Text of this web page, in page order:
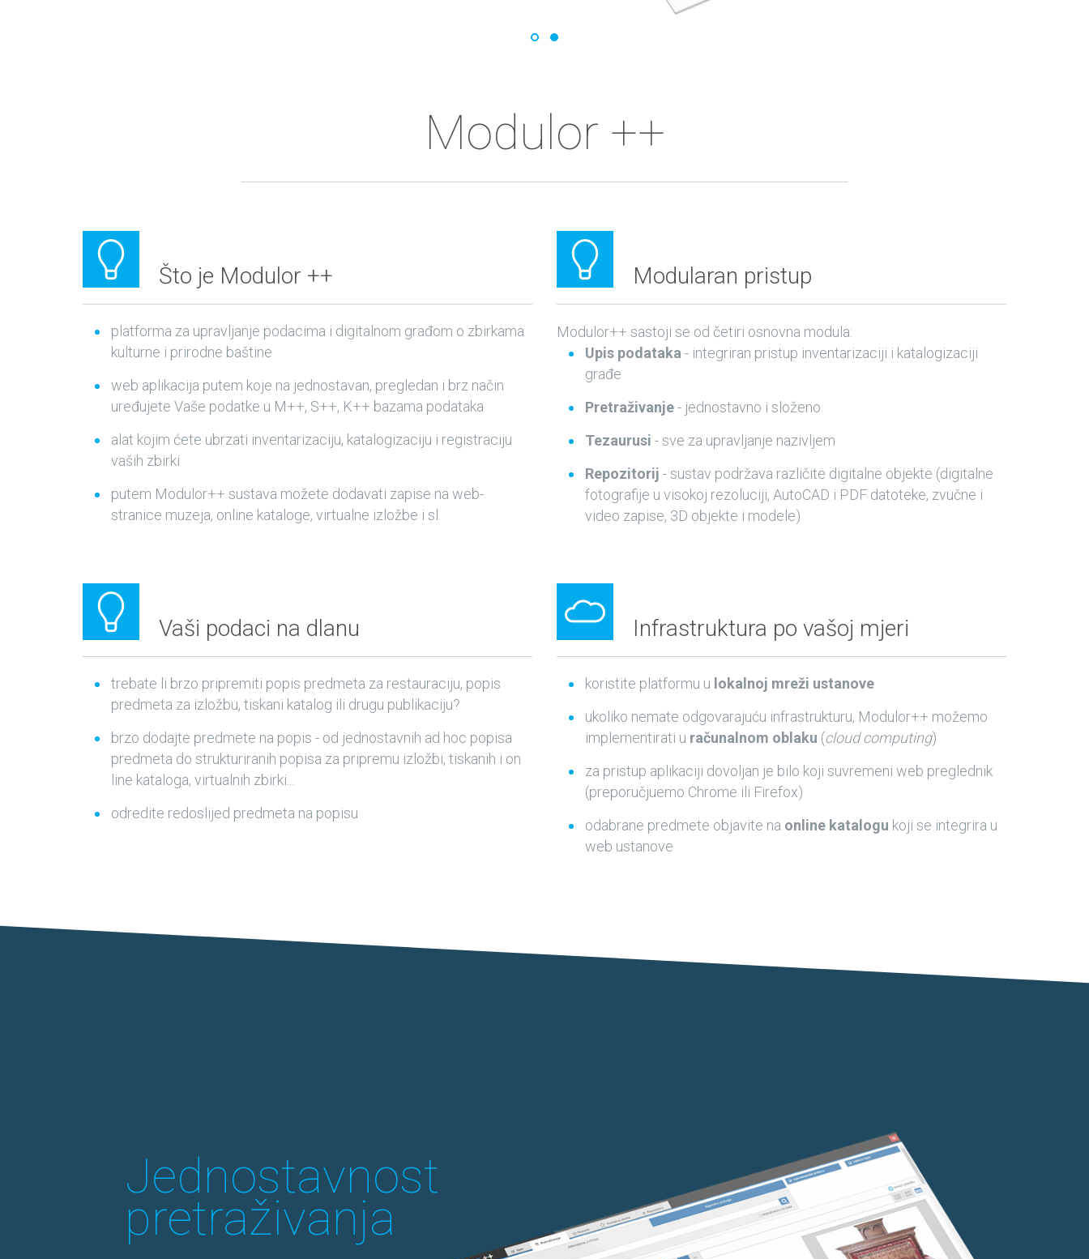
Modulor ++
Što je Modulor ++
platforma za upravljanje podacima i digitalnom građom o zbirkama
kulturne i prirodne baštine
web aplikacija putem koje na jednostavan, pregledan i brz način
uređujete Vaše podatke u M++, S++, K++ bazama podataka
alat kojim ćete ubrzati inventarizaciju, katalogizaciju i registraciju
vaših zbirki
putem Modulor++ sustava možete dodavati zapise na web-
stranice muzeja, online kataloge, virtualne izložbe i sl.
Modularan pristup
Modulor++ sastoji se od četiri osnovna modula:
Upis podataka - integriran pristup inventarizaciji i katalogizaciji
građe
Pretraživanje- jednostavno i složeno
Tezaurusi - sve za upravljanje nazivljem
Repozitorij - sustav podržava različite digitalne objekte (digitalne
fotografije u visokoj rezoluciji, AutoCAD i PDF datoteke, zvučne i
video zapise, 3D objekte i modele)
Vaši podaci na dlanu
trebate li brzo pripremiti popis predmeta za restauraciju, popis
predmeta za izložbu, tiskani katalog ili drugu publikaciju?
brzo dodajte predmete na popis - od jednostavnih ad hoc popisa
predmeta do strukturiranih popisa za pripremu izložbi, tiskanih i on
line kataloga, virtualnih zbirki...
odredite redoslijed predmeta na popisu
Infrastruktura po vašoj mjeri
koristite platformu u lokalnoj mreži ustanove
ukoliko nemate odgovarajuću infrastrukturu, Modulor++ možemo
implementirati u računalnom oblaku (cloud computing)
za pristup aplikaciji dovoljan je bilo koji suvremeni web preglednik
(preporučjuemo Chrome ili Firefox)
odabrane predmete objavite na online katalogu koji se integrira u
web ustanove
Jednostavnost
pretraživanja